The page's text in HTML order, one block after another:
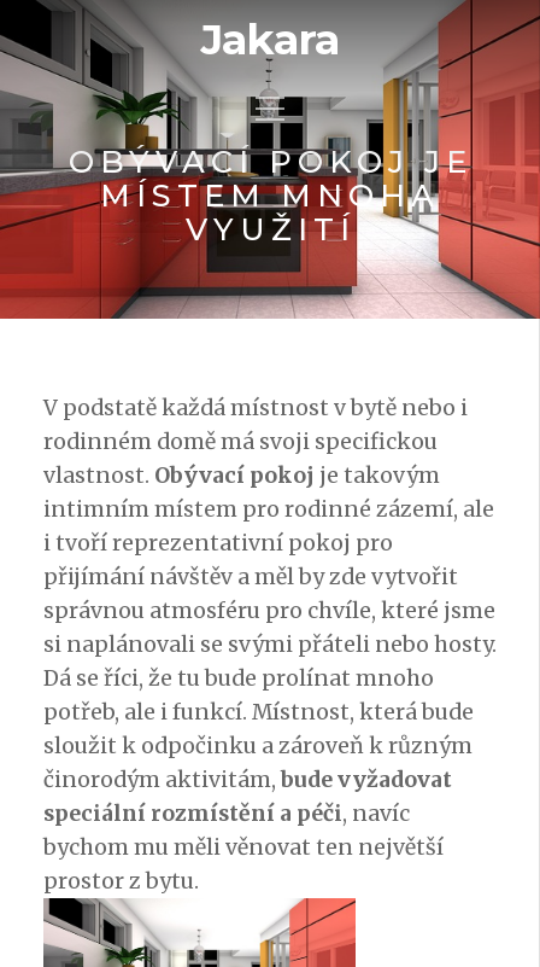
Jakara
OBÝVACÍ POKOJ JE
MÍSTEM MNOHA
VYUŽITÍ
V podstatě každá místnost v bytě nebo i
rodinném domě má svoji specifickou
vlastnost. Obývací pokoj je takovým
intimním místem pro rodinné zázemí, ale
i tvoří reprezentativní pokoj pro
přijímání návštěv a měl by zde vytvořit
správnou atmosféru pro chvíle, které jsme
si naplánovali se svými přáteli nebo hosty.
Dá se říci, že tu bude prolínat mnoho
potřeb, ale i funkcí. Místnost, která bude
sloužit k odpočinku a zároveň k různým
činorodým aktivitám,bude vyžadovat
speciální rozmístění a péči, navíc
bychom mu měli věnovat ten největší
prostor z bytu.